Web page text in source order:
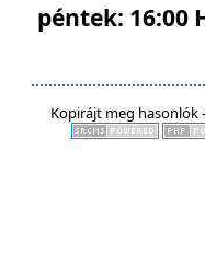
péntek: 16:00
Kopirájt meg hasonlók